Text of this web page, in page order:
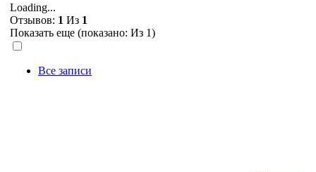
Loading...
Отзывов: 1 Из 1
Показать еще (показано: Из 1)
Все записи